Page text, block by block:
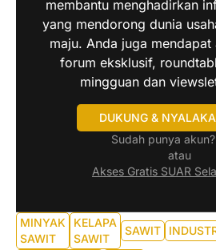
membantu menghadirkan
yang mendorong dunia
maju. Anda juga mendapat
forum eksklusif,
mingguan dan
DUKUNG &
Sudah punya akun?
atau
Akses Gratis SUAR
MINYAK
SAWIT
KELAPA
SAWIT
SAWIT